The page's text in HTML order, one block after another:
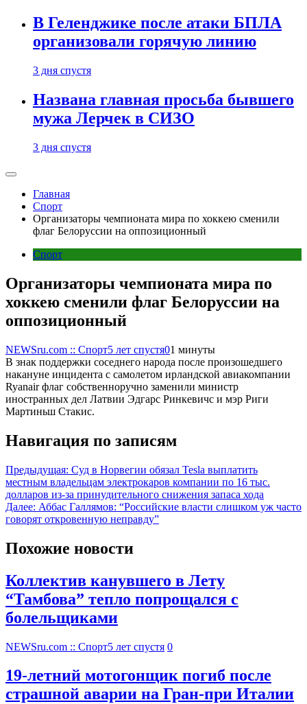
В Геленджике после атаки БПЛА
организовали горячую линию
3 дня спустя
Названа главная просьба бывшего
мужа Лерчек в СИЗО
3 дня спустя
Главная
Спорт
Организаторы чемпионата мира по хоккею сменили
флаг Белоруссии на оппозиционный
Спорт
Организаторы чемпионата мира по
хоккею сменили флаг Белоруссии на
оппозиционный
NEWSru.com :: Спорт5 лет спустя01 минуты
В знак поддержки соседнего народа после произошедшего
накануне инцидента с самолетом ирландской авиакомпании
Ryanair флаг собственноручно заменили министр
иностранных дел Латвии Эдгарс Ринкевичс и мэр Риги
Мартиньш Стакис.
Навигация по записям
Предыдущая: Суд в Норвегии обязал Tesla выплатить
местным владельцам электрокаров компании по 16 тыс.
долларов из-за принудительного снижения запаса хода
Далее: Аббас Галлямов: “Российские власти слишком уж часто
говорят откровенную неправду”
Похожие новости
Коллектив канувшего в Лету
“Тамбова” тепло попрощался с
болельщиками
NEWSru.com :: Спорт5 лет спустя 0
19-летний мотогонщик погиб после
страшной аварии на Гран-при Италии